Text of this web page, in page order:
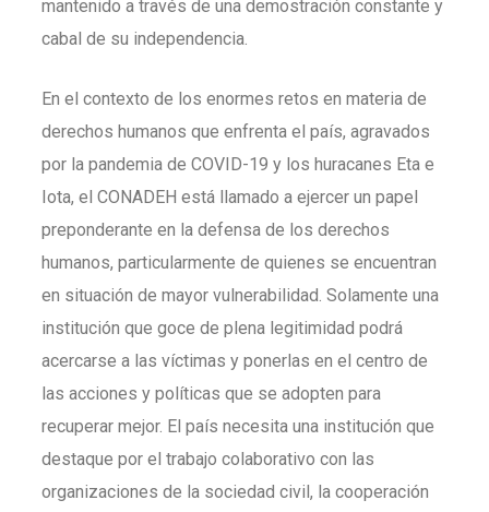
mantenido a través de una demostración constante y
cabal de su independencia.
En el contexto de los enormes retos en materia de
derechos humanos que enfrenta el país, agravados
por la pandemia de COVID-19 y los huracanes Eta e
Iota, el CONADEH está llamado a ejercer un papel
preponderante en la defensa de los derechos
humanos, particularmente de quienes se encuentran
en situación de mayor vulnerabilidad. Solamente una
institución que goce de plena legitimidad podrá
acercarse a las víctimas y ponerlas en el centro de
las acciones y políticas que se adopten para
recuperar mejor. El país necesita una institución que
destaque por el trabajo colaborativo con las
organizaciones de la sociedad civil, la cooperación